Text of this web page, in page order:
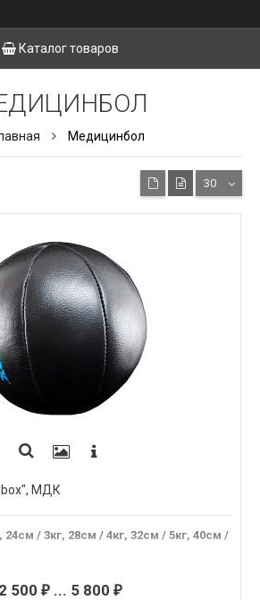
Каталог товаров
Медицинбол
30
МДК
24см / 3кг, 28см / 4кг, 32см / 5кг, 40см /
2 500 ₽... 5 800 ₽